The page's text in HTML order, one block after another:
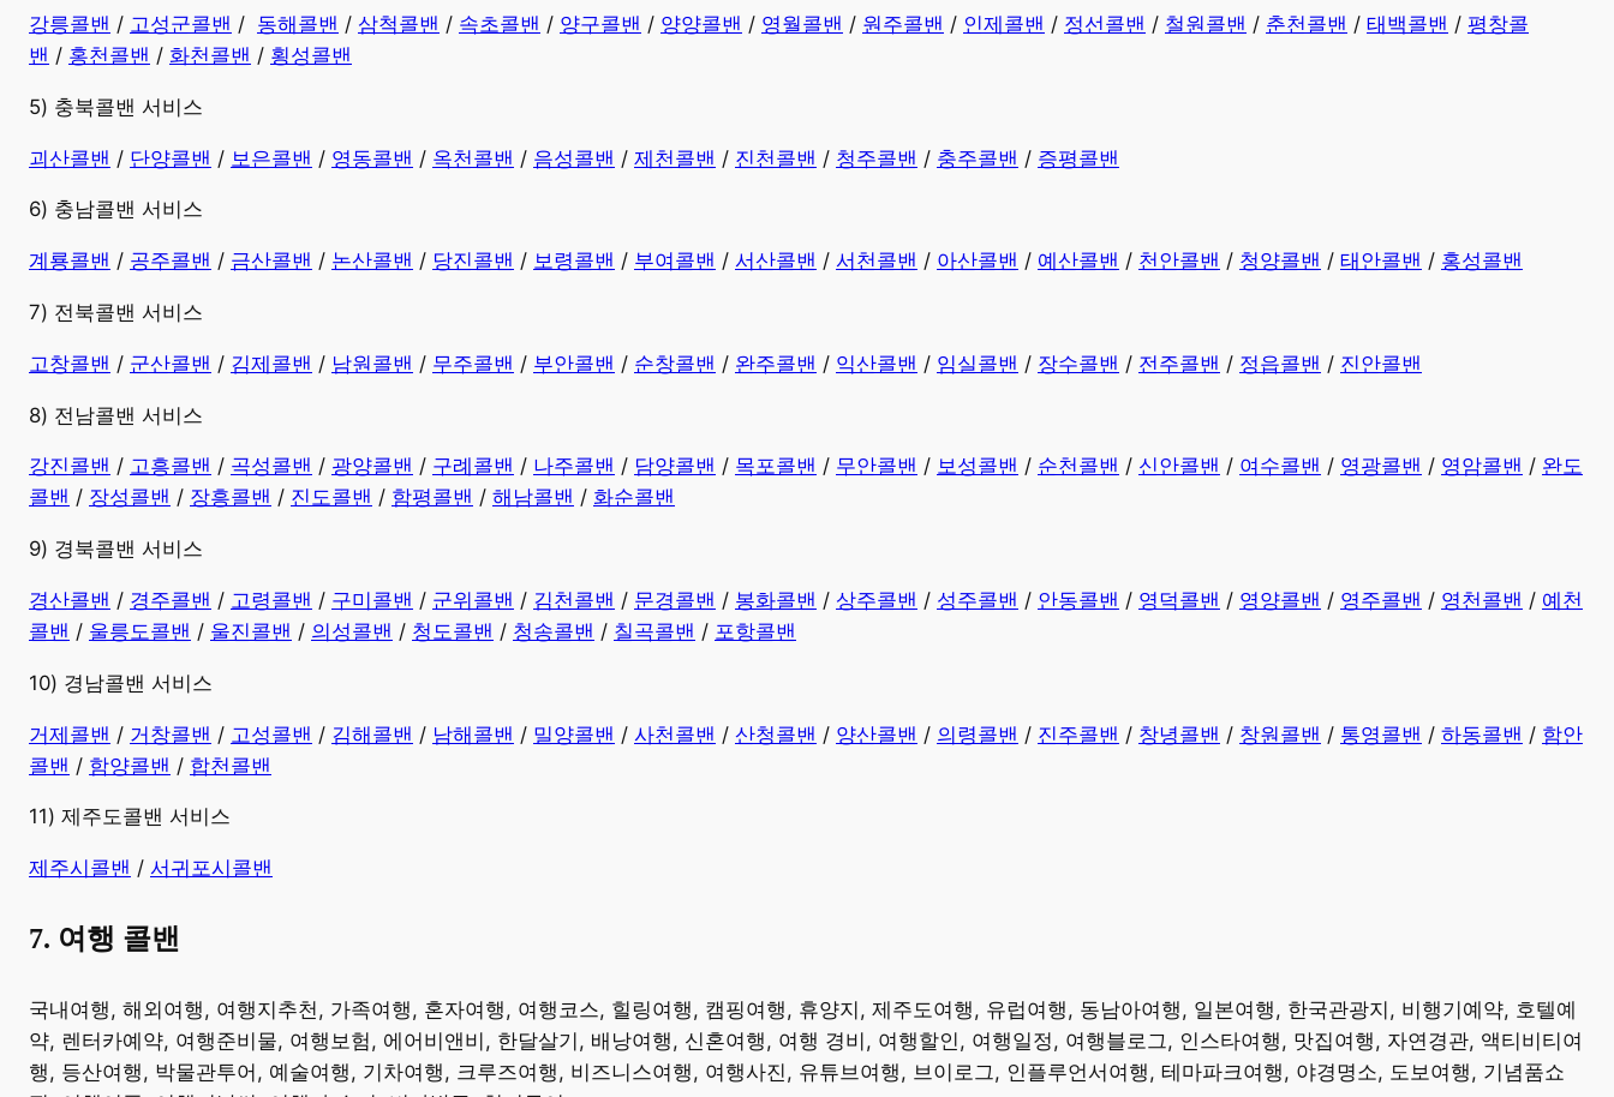
강릉콜밴 / 고성군콜밴 / 동해콜밴 / 삼척콜밴 / 속초콜밴 / 양구콜밴 / 양양콜밴 / 영월콜밴 / 원주콜밴 / 인제콜밴 / 정선콜밴 / 철원콜밴 / 춘천콜밴 / 태백콜밴 / 평창콜
밴 / 홍천콜밴 / 화천콜밴 / 횡성콜밴
5) 충북콜밴 서비스
괴산콜밴 / 단양콜밴 / 보은콜밴 / 영동콜밴 / 옥천콜밴 / 음성콜밴 / 제천콜밴 / 진천콜밴 / 청주콜밴 / 충주콜밴 / 증평콜밴
6) 충남콜밴 서비스
계룡콜밴 / 공주콜밴 / 금산콜밴 / 논산콜밴 / 당진콜밴 / 보령콜밴 / 부여콜밴 / 서산콜밴 / 서천콜밴 / 아산콜밴 / 예산콜밴 / 천안콜밴 / 청양콜밴 / 태안콜밴 / 홍성콜밴
7) 전북콜밴 서비스
고창콜밴 / 군산콜밴 / 김제콜밴 / 남원콜밴 / 무주콜밴 / 부안콜밴 / 순창콜밴 / 완주콜밴 / 익산콜밴 / 임실콜밴 / 장수콜밴 / 전주콜밴 / 정읍콜밴 / 진안콜밴
8) 전남콜밴 서비스
강진콜밴 / 고흥콜밴 / 곡성콜밴 / 광양콜밴 / 구례콜밴 / 나주콜밴 / 담양콜밴 / 목포콜밴 / 무안콜밴 / 보성콜밴 / 순천콜밴 / 신안콜밴 / 여수콜밴 / 영광콜밴 / 영암콜밴 / 완도
콜밴 / 장성콜밴 / 장흥콜밴 / 진도콜밴 / 함평콜밴 / 해남콜밴 / 화순콜밴
9) 경북콜밴 서비스
경산콜밴 / 경주콜밴 / 고령콜밴 / 구미콜밴 / 군위콜밴 / 김천콜밴 / 문경콜밴 / 봉화콜밴 / 상주콜밴 / 성주콜밴 / 안동콜밴 / 영덕콜밴 / 영양콜밴 / 영주콜밴 / 영천콜밴 / 예천
콜밴 / 울릉도콜밴 / 울진콜밴 / 의성콜밴 / 청도콜밴 / 청송콜밴 / 칠곡콜밴 / 포항콜밴
10) 경남콜밴 서비스
​거제콜밴 / 거창콜밴 / 고성콜밴 / 김해콜밴 / 남해콜밴 / 밀양콜밴 / 사천콜밴 / 산청콜밴 / 양산콜밴 / 의령콜밴 / 진주콜밴 / 창녕콜밴 / 창원콜밴 / 통영콜밴 / 하동콜밴 / 함안
콜밴 / 함양콜밴 / 합천콜밴
11) 제주도콜밴 서비스
제주시콜밴 / 서귀포시콜밴
7. 여행 콜밴
​국내여행, 해외여행, 여행지추천, 가족여행, 혼자여행, 여행코스, 힐링여행, 캠핑여행, 휴양지, 제주도여행, 유럽여행, 동남아여행, 일본여행, 한국관광지, 비행기예약, 호텔예
약, 렌터카예약, 여행준비물, 여행보험, 에어비앤비, 한달살기, 배낭여행, 신혼여행, 여행 경비, 여행할인, 여행일정, 여행블로그, 인스타여행, 맛집여행, 자연경관, 액티비티여
행, 등산여행, 박물관투어, 예술여행, 기차여행, 크루즈여행, 비즈니스여행, 여행사진, 유튜브여행, 브이로그, 인플루언서여행, 테마파크여행, 야경명소, 도보여행, 기념품쇼